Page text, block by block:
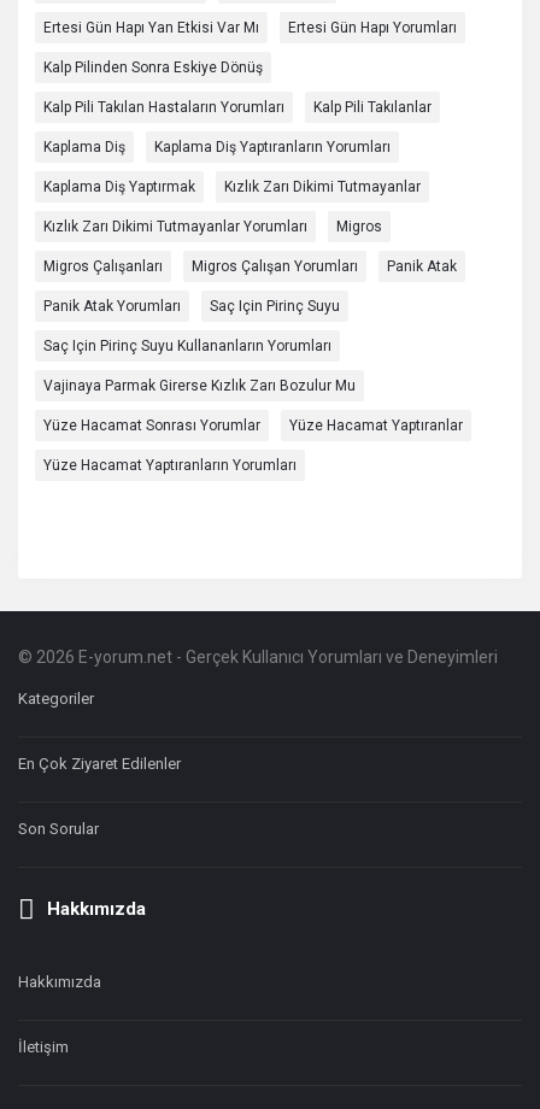
Ertesi Gün Hapı Yan Etkisi Var Mı Ertesi Gün Hapı Yorumları
Kalp Pilinden Sonra Eskiye Dönüş
Kalp Pili Takılan Hastaların Yorumları Kalp Pili Takılanlar
Kaplama Diş Kaplama Diş Yaptıranların Yorumları
Kaplama Diş Yaptırmak Kızlık Zarı Dikimi Tutmayanlar
Kızlık Zarı Dikimi Tutmayanlar Yorumları Migros
Migros Çalışanları Migros Çalışan Yorumları Panik Atak
Panik Atak Yorumları Saç Için Pirinç Suyu
Saç Için Pirinç Suyu Kullananların Yorumları
Vajinaya Parmak Girerse Kızlık Zarı Bozulur Mu
Yüze Hacamat Sonrası Yorumlar Yüze Hacamat Yaptıranlar
Yüze Hacamat Yaptıranların Yorumları
Footer
Hakkında
© 2026 E-yorum.net - Gerçek Kullanıcı Yorumları ve Deneyimleri
Kategoriler
En Çok Ziyaret Edilenler
Son Sorular
Hakkımızda
Hakkımızda
İletişim